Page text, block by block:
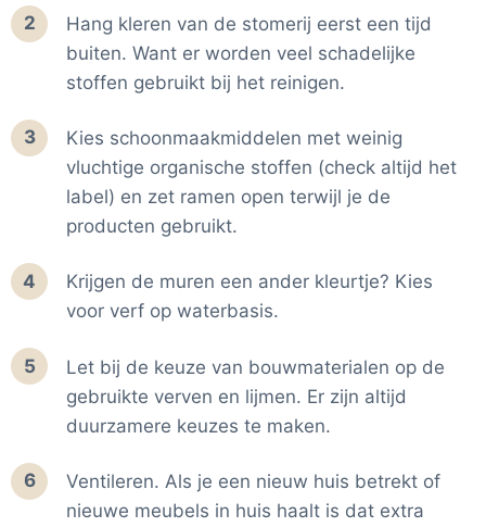
2
Hang kleren van de stomerij eerst een tijd
buiten. Want er worden veel schadelijke
stoffen gebruikt bij het reinigen.
3
Kies schoonmaakmiddelen met weinig
vluchtige organische stoffen (check altijd het
label) en zet ramen open terwijl je de
producten gebruikt.
4
Krijgen de muren een ander kleurtje? Kies
voor verf op waterbasis.
5
Let bij de keuze van bouwmaterialen op de
gebruikte verven en lijmen. Er zijn altijd
duurzamere keuzes te maken.
6
Ventileren. Als je een nieuw huis betrekt of
nieuwe meubels in huis haalt is dat extra